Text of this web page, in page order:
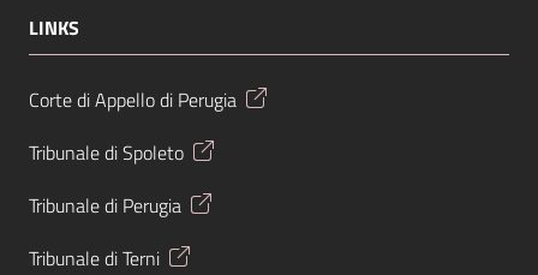
LINKS
Corte di Appello di Perugia
Tribunale di Spoleto
Tribunale di Perugia
Tribunale di Terni